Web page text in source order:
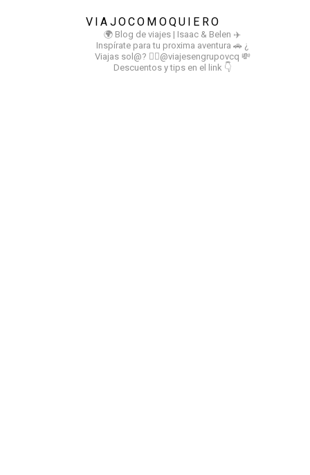
VIAJOCOMOQUIERO
🌍 Blog de viajes | Isaac & Belen ✈️
Inspírate para tu proxima aventura 🚗 ¿
Viajas sol@? 👉🏻@viajesengrupovcq 💸
Descuentos y tips en el link 👇